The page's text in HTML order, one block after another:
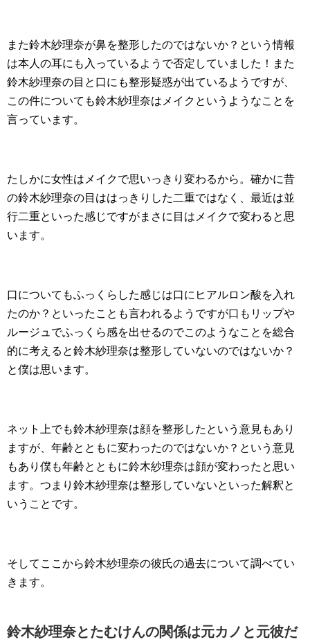
また鈴木紗理奈が鼻を整形したのではないか？という情報
は本人の耳にも入っているようで否定していました！また
鈴木紗理奈の目と口にも整形疑惑が出ているようですが、
この件についても鈴木紗理奈はメイクというようなことを
言っています。
たしかに女性はメイクで思いっきり変わるから。確かに昔
の鈴木紗理奈の目ははっきりした二重ではなく、最近は並
行二重といった感じですがまさに目はメイクで変わると思
います。
口についてもふっくらした感じは口にヒアルロン酸を入れ
たのか？といったことも言われるようですが口もリップや
ルージュでふっくら感を出せるのでこのようなことを総合
的に考えると鈴木紗理奈は整形していないのではないか？
と僕は思います。
ネット上でも鈴木紗理奈は顔を整形したという意見もあり
ますが、年齢とともに変わったのではないか？という意見
もあり僕も年齢とともに鈴木紗理奈は顔が変わったと思い
ます。つまり鈴木紗理奈は整形していないといった解釈と
いうことです。
そしてここから鈴木紗理奈の彼氏の過去について調べてい
きます。
鈴木紗理奈とたむけんの関係は元カノと元彼だ